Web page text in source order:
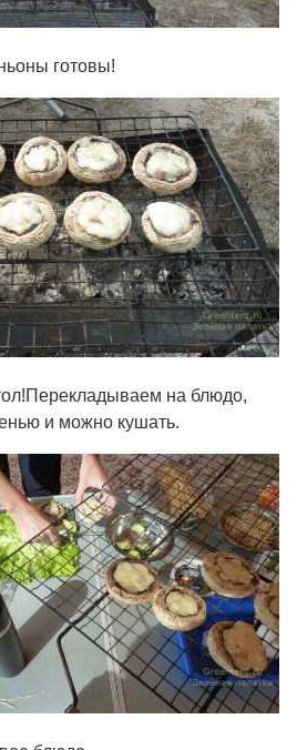
готовы!
на блюдо,
и можно кушать.